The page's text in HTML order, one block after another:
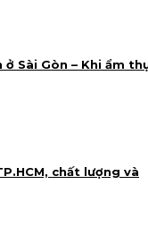
Sài Gòn – Khi ẩm
chất lượng và